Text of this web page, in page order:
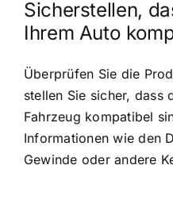
Sicherstellen,
Ihrem Auto
Überprüfen Sie die
stellen Sie sicher, dass
Fahrzeug kompatibel
Informationen wie den
Gewinde oder andere